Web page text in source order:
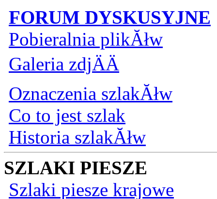
FORUM DYSKUSYJNE
Pobieralnia plikĂłw
Galeria zdjÄÄ
Oznaczenia szlakĂłw
Co to jest szlak
Historia szlakĂłw
SZLAKI PIESZE
Szlaki piesze krajowe